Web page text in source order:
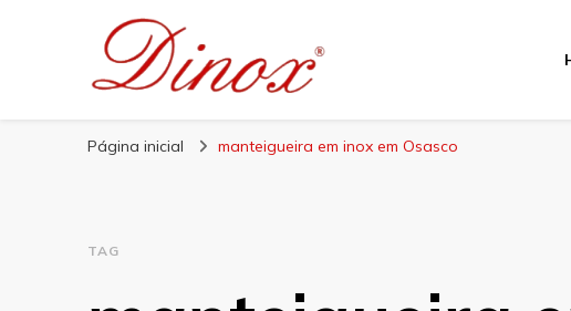
Blog Dinox
Página inicial manteigueira em inox em Osasco
TAG